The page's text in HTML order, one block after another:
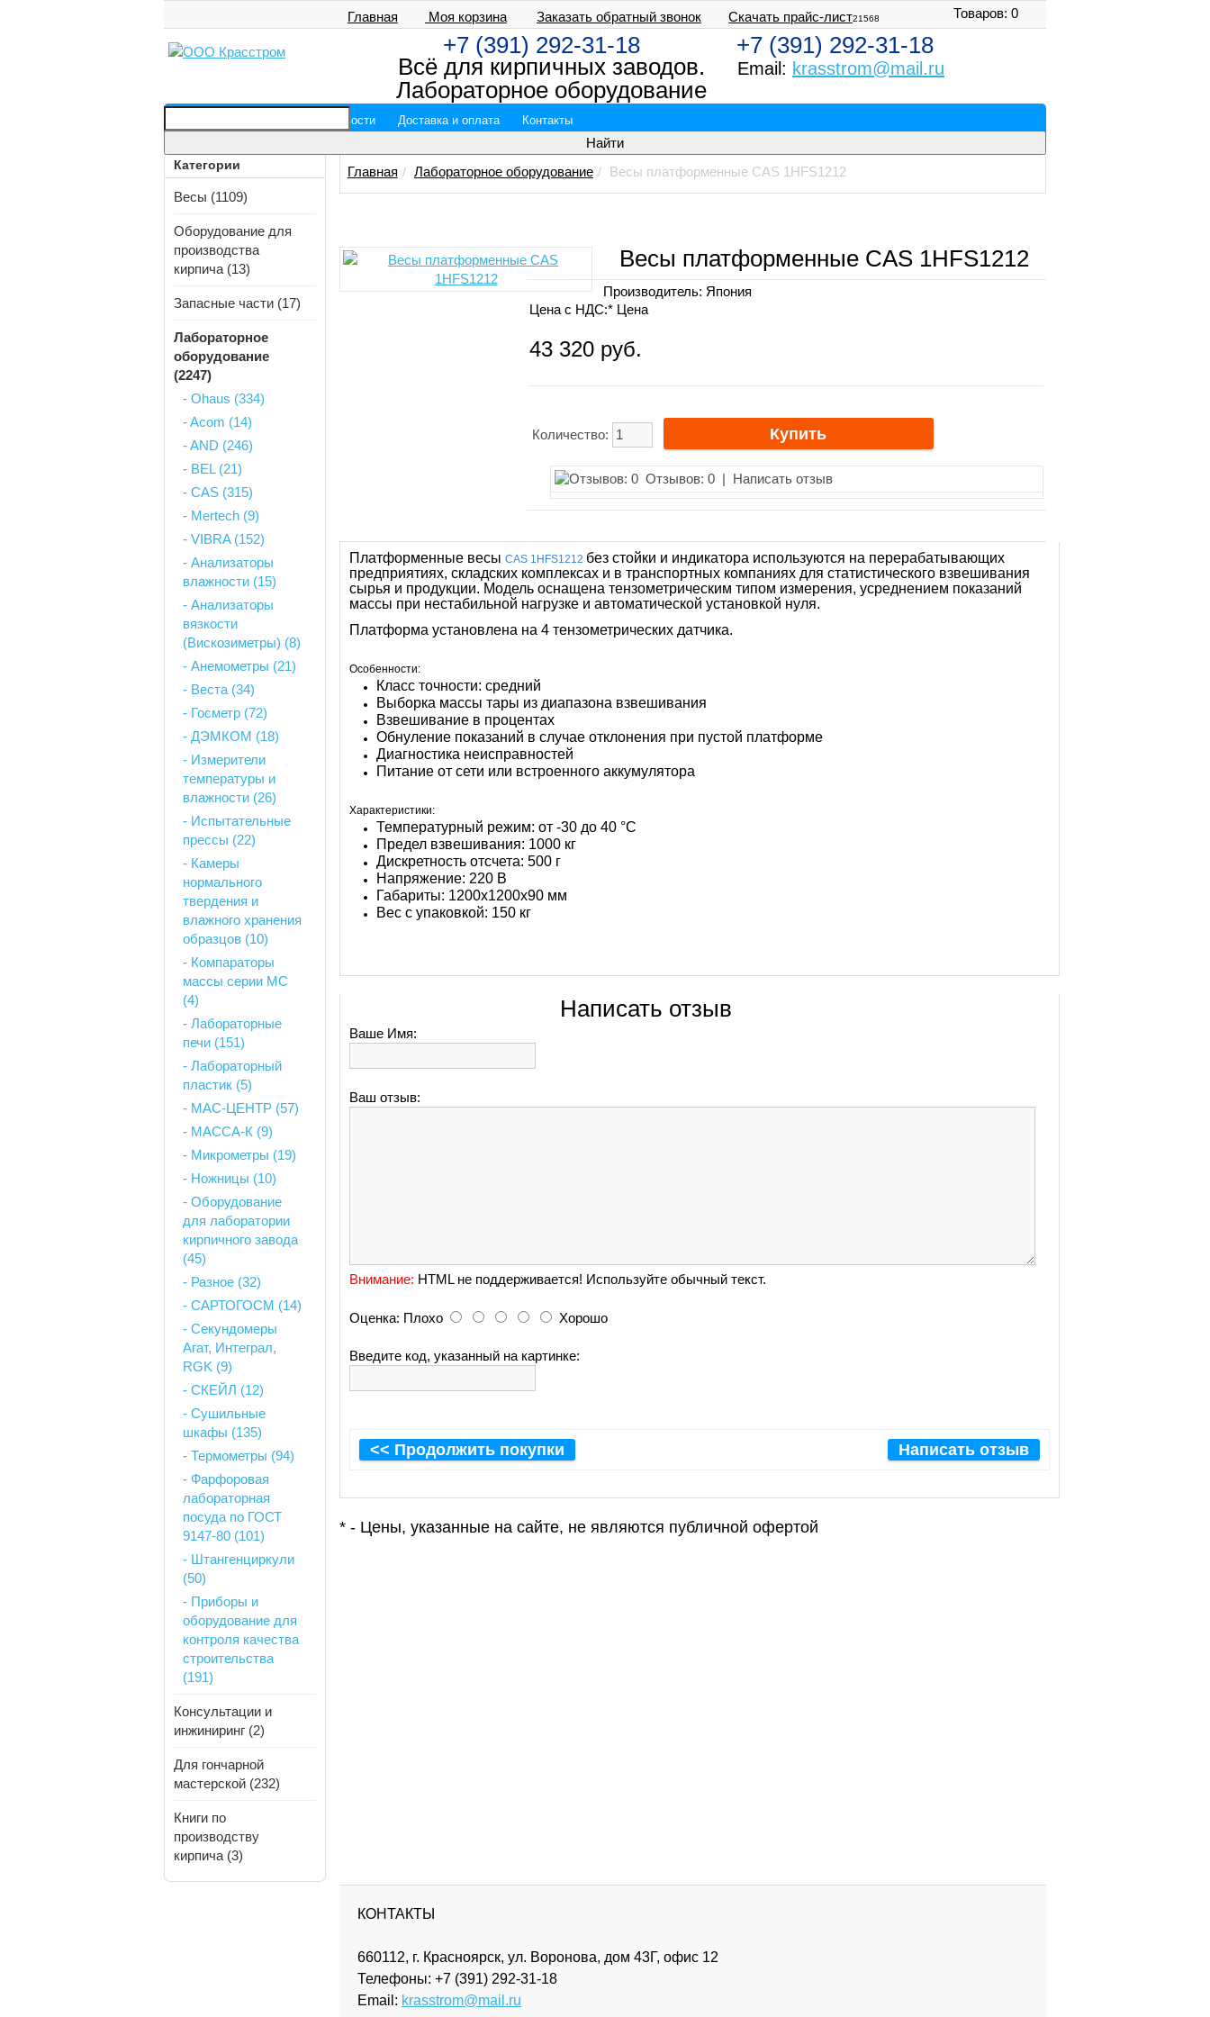
Главная Моя корзина Заказать обратный звонок Скачать прайс-лист21568 Товаров: 0
+7 (391) 292-31-18 +7 (391) 292-31-18
Email: krasstrom@mail.ru
Всё для кирпичных заводов.
Лабораторное оборудование
Новости Доставка и оплата Контакты
Категории
Весы (1109)
Оборудование для
производства
кирпича (13)
Запасные части (17)
Лабораторное
оборудование
(2247)
- Ohaus (334)
- Acom (14)
- AND (246)
- BEL (21)
- CAS (315)
- Mertech (9)
- VIBRA (152)
- Анализаторы
влажности (15)
- Анализаторы
вязкости
(Вискозиметры) (8)
- Анемометры (21)
- Веста (34)
- Госметр (72)
- ДЭМКОМ (18)
- Измерители
температуры и
влажности (26)
- Испытательные
прессы (22)
- Камеры
нормального
твердения и
влажного хранения
образцов (10)
- Компараторы
массы серии MC
(4)
- Лабораторные
печи (151)
- Лабораторный
пластик (5)
- МАС-ЦЕНТР (57)
- МАССА-К (9)
- Микрометры (19)
- Ножницы (10)
- Оборудование
для лаборатории
кирпичного завода
(45)
- Разное (32)
- САРТОГОСМ (14)
- Секундомеры
Агат, Интеграл,
RGK (9)
- СКЕЙЛ (12)
- Сушильные
шкафы (135)
- Термометры (94)
- Фарфоровая
лабораторная
посуда по ГОСТ
9147-80 (101)
- Штангенциркули
(50)
- Приборы и
оборудование для
контроля качества
строительства
(191)
Консультации и
инжиниринг (2)
Для гончарной
мастерской (232)
Книги по
производству
кирпича (3)
Главная Лабораторное оборудование Весы платформенные CAS 1HFS1212
Весы платформенные CAS 1HFS1212
Производитель: Япония
Цена с НДС:* Цена
43 320 руб.
Количество:
Отзывов: 0 | Написать отзыв
Платформенные весы CAS 1HFS1212 без стойки и индикатора используются на перерабатывающих
предприятиях, складских комплексах и в транспортных компаниях для статистического взвешивания
сырья и продукции. Модель оснащена тензометрическим типом измерения, усреднением показаний
массы при нестабильной нагрузке и автоматической установкой нуля.
Платформа установлена на 4 тензометрических датчика.
Особенности:
Класс точности: средний
Выборка массы тары из диапазона взвешивания
Взвешивание в процентах
Обнуление показаний в случае отклонения при пустой платформе
Диагностика неисправностей
Питание от сети или встроенного аккумулятора
Характеристики:
Температурный режим: от -30 до 40 °С
Предел взвешивания: 1000 кг
Дискретность отсчета: 500 г
Напряжение: 220 В
Габариты: 1200х1200х90 мм
Вес с упаковкой: 150 кг
Написать отзыв
Ваше Имя:
Ваш отзыв:
Внимание: HTML не поддерживается! Используйте обычный текст.
Оценка: Плохо Хорошо
Введите код, указанный на картинке:
Написать отзыв
<< Продолжить покупки
* - Цены, указанные на сайте, не являются публичной офертой
КОНТАКТЫ
660112, г. Красноярск, ул. Воронова, дом 43Г, офис 12
Телефоны: +7 (391) 292-31-18
Email: krasstrom@mail.ru